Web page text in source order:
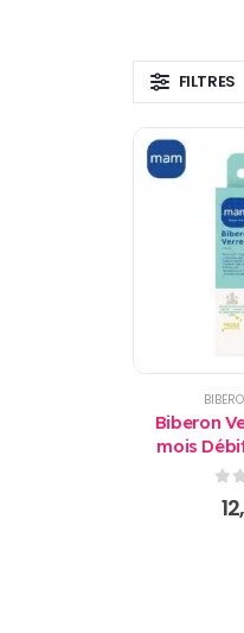
FILTRES
Biberon
mois
0